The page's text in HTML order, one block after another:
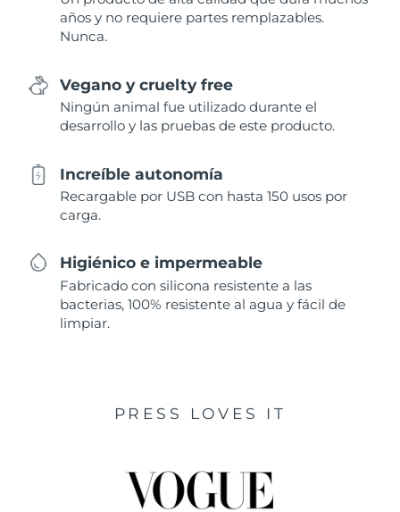
años y no requiere partes remplazables.
Nunca.
Vegano y cruelty free
Ningún animal fue utilizado durante el
desarrollo y las pruebas de este producto.
Increíble autonomía
Recargable por USB con hasta 150 usos por
carga.
Higiénico e impermeable
Fabricado con silicona resistente a las
bacterias, 100% resistente al agua y fácil de
limpiar.
PRESS LOVES IT